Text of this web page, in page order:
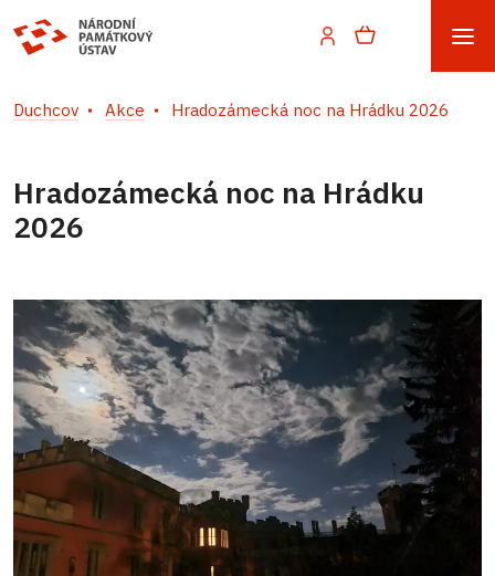
Duchcov Akce Hradozámecká noc na Hrádku 2026
Hradozámecká noc na Hrádku
2026